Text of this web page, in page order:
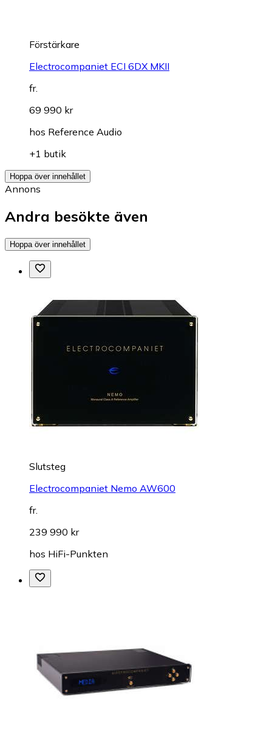
Förstärkare
Electrocompaniet ECI 6DX MKII
fr.
69 990 kr
hos Reference Audio
+1 butik
Hoppa över innehållet
Annons
Andra besökte även
Hoppa över innehållet
Slutsteg
Electrocompaniet Nemo AW600
fr.
239 990 kr
hos HiFi-Punkten